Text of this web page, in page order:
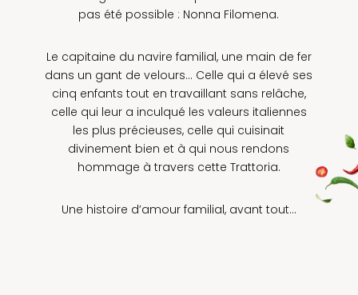
pas été possible : Nonna Filomena.
Le capitaine du navire familial, une main de fer
dans un gant de velours… Celle qui a élevé ses
cinq enfants tout en travaillant sans relâche,
celle qui leur a inculqué les valeurs italiennes
les plus précieuses, celle qui cuisinait
divinement bien et à qui nous rendons
hommage à travers cette Trattoria.
Une histoire d’amour familial, avant tout…